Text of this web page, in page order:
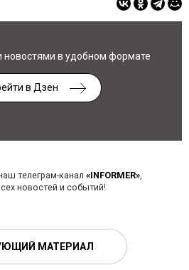
новостями в удобном формате
в Дзен
телеграм-канал «INFORMER»
новостей и событий!
МАТЕРИАЛ